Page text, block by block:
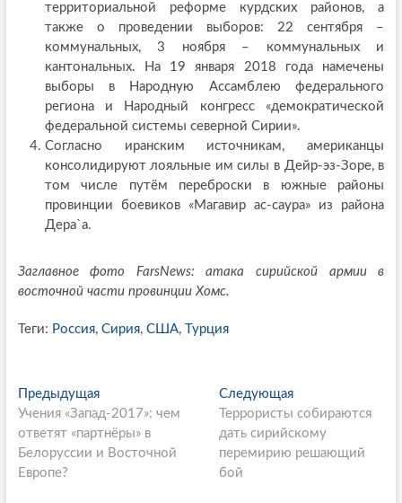
территориальной реформе курдских районов, а
также о проведении выборов: 22 сентября –
коммунальных, 3 ноября – коммунальных и
кантональных. На 19 января 2018 года намечены
выборы в Народную Ассамблею федерального
региона и Народный конгресс «демократической
федеральной системы северной Сирии».
Согласно иранским источникам, американцы
консолидируют лояльные им силы в Дейр-эз-Зоре, в
том числе путём переброски в южные районы
провинции боевиков «Магавир ас-саура» из района
Дера`а.
Заглавное фото FarsNews: атака сирийской армии в
восточной части провинции Хомс.
Теги: Россия, Сирия, США, Турция
P
o
s
t
ПредыдущаяП
р
е
д
Учения «Запад-2017»: чем
ответят «партнёры» в
Белоруссии и Восточной
Европе?
Следующая
л
е
д
Террористы собираются
дать сирийскому
перемирию решающий
бой